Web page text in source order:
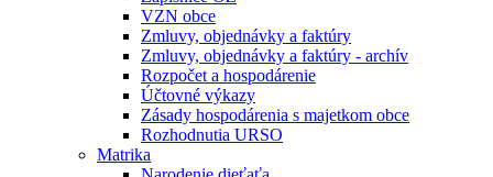
VZN obce
Zmluvy, objednávky a faktúry
Zmluvy, objednávky a faktúry - archív
Rozpočet a hospodárenie
Účtovné výkazy
Zásady hospodárenia s majetkom obce
Rozhodnutia URSO
Matrika